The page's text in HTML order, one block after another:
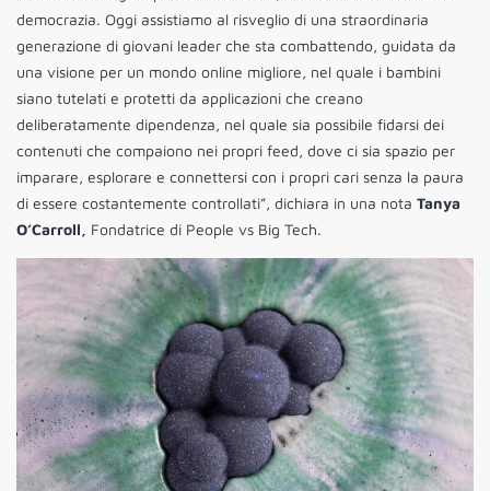
democrazia. Oggi assistiamo al risveglio di una straordinaria
generazione di giovani leader che sta combattendo, guidata da
una visione per un mondo online migliore, nel quale i bambini
siano tutelati e protetti da applicazioni che creano
deliberatamente dipendenza, nel quale sia possibile fidarsi dei
contenuti che compaiono nei propri feed, dove ci sia spazio per
imparare, esplorare e connettersi con i propri cari senza la paura
di essere costantemente controllati”, dichiara in una nota Tanya
O’Carroll, Fondatrice di People vs Big Tech.